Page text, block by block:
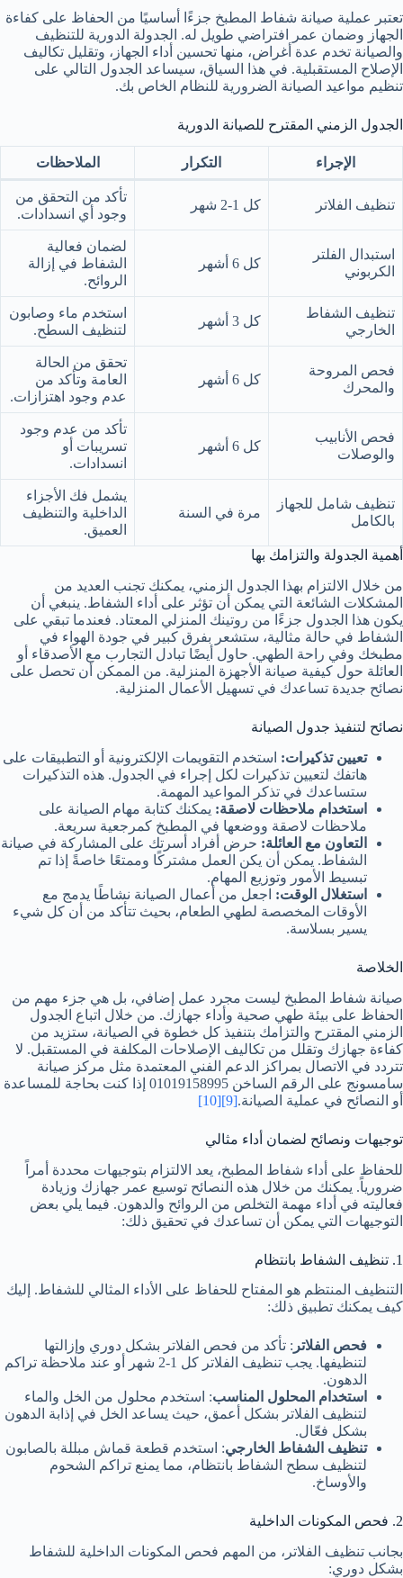
تعتبر عملية صيانة شفاط المطبخ جزءًا أساسيًا من الحفاظ على كفاءة
الجهاز وضمان عمر افتراضي طويل له. الجدولة الدورية للتنظيف
والصيانة تخدم عدة أغراض، منها تحسين أداء الجهاز، وتقليل تكاليف
الإصلاح المستقبلية. في هذا السياق، سيساعد الجدول التالي على
تنظيم مواعيد الصيانة الضرورية للنظام الخاص بك.
الجدول الزمني المقترح للصيانة الدورية
الإجراء التكرار الملاحظات
تنظيف الفلاتر كل 1-2 شهر
تأكد من التحقق من
وجود أي انسدادات.
استبدال الفلتر
الكربوني
كل 6 أشهر
لضمان فعالية
الشفاط في إزالة
الروائح.
تنظيف الشفاط
الخارجي
كل 3 أشهر
استخدم ماء وصابون
لتنظيف السطح.
فحص المروحة
والمحرك
كل 6 أشهر
تحقق من الحالة
العامة وتأكد من
عدم وجود اهتزازات.
فحص الأنابيب
والوصلات
كل 6 أشهر
تأكد من عدم وجود
تسريبات أو
انسدادات.
تنظيف شامل للجهاز
بالكامل
مرة في السنة
يشمل فك الأجزاء
الداخلية والتنظيف
العميق.
أهمية الجدولة والتزامك بها
من خلال الالتزام بهذا الجدول الزمني، يمكنك تجنب العديد من
المشكلات الشائعة التي يمكن أن تؤثر على أداء الشفاط. ينبغي أن
يكون هذا الجدول جزءًا من روتينك المنزلي المعتاد. فعندما تبقي على
الشفاط في حالة مثالية، ستشعر بفرق كبير في جودة الهواء في
مطبخك وفي راحة الطهي. حاول أيضًا تبادل التجارب مع الأصدقاء أو
العائلة حول كيفية صيانة الأجهزة المنزلية. من الممكن أن تحصل على
نصائح جديدة تساعدك في تسهيل الأعمال المنزلية.
نصائح لتنفيذ جدول الصيانة
تعيين تذكيرات: استخدم التقويمات الإلكترونية أو التطبيقات على
هاتفك لتعيين تذكيرات لكل إجراء في الجدول. هذه التذكيرات
ستساعدك في تذكر المواعيد المهمة.
استخدام ملاحظات لاصقة: يمكنك كتابة مهام الصيانة على
ملاحظات لاصقة ووضعها في المطبخ كمرجعية سريعة.
التعاون مع العائلة: حرض أفراد أسرتك على المشاركة في صيانة
الشفاط. يمكن أن يكن العمل مشتركًا وممتعًا خاصةً إذا تم
تبسيط الأمور وتوزيع المهام.
استغلال الوقت: اجعل من أعمال الصيانة نشاطًا يدمج مع
الأوقات المخصصة لطهي الطعام، بحيث تتأكد من أن كل شيء
يسير بسلاسة.
الخلاصة
صيانة شفاط المطبخ ليست مجرد عمل إضافي، بل هي جزء مهم من
الحفاظ على بيئة طهي صحية وأداء جهازك. من خلال اتباع الجدول
الزمني المقترح والتزامك بتنفيذ كل خطوة في الصيانة، ستزيد من
كفاءة جهازك وتقلل من تكاليف الإصلاحات المكلفة في المستقبل. لا
تتردد في الاتصال بمراكز الدعم الفني المعتمدة مثل مركز صيانة
سامسونج على الرقم الساخن 01019158995 إذا كنت بحاجة للمساعدة
أو النصائح في عملية الصيانة.[9]
[10]
توجيهات ونصائح لضمان أداء مثالي
للحفاظ على أداء شفاط المطبخ، يعد الالتزام بتوجيهات محددة أمراً
ضرورياً. يمكنك من خلال هذه النصائح توسيع عمر جهازك وزيادة
فعاليته في أداء مهمة التخلص من الروائح والدهون. فيما يلي بعض
التوجيهات التي يمكن أن تساعدك في تحقيق ذلك:
1. تنظيف الشفاط بانتظام
التنظيف المنتظم هو المفتاح للحفاظ على الأداء المثالي للشفاط. إليك
كيف يمكنك تطبيق ذلك:
فحص الفلاتر : تأكد من فحص الفلاتر بشكل دوري وإزالتها
لتنظيفها. يجب تنظيف الفلاتر كل 1-2 شهر أو عند ملاحظة تراكم
الدهون.
استخدام المحلول المناسب: استخدم محلول من الخل والماء
لتنظيف الفلاتر بشكل أعمق، حيث يساعد الخل في إذابة الدهون
بشكل فعّال.
تنظيف الشفاط الخارجي: استخدم قطعة قماش مبللة بالصابون
لتنظيف سطح الشفاط بانتظام، مما يمنع تراكم الشحوم
والأوساخ.
2. فحص المكونات الداخلية
بجانب تنظيف الفلاتر، من المهم فحص المكونات الداخلية للشفاط
بشكل دوري: